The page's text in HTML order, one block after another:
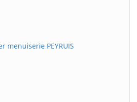
menuiserie PEYRUIS